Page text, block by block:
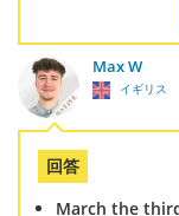
Max W
イギリス
回答
March the